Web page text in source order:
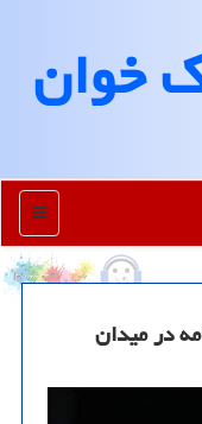
خوان
منو
در میدان